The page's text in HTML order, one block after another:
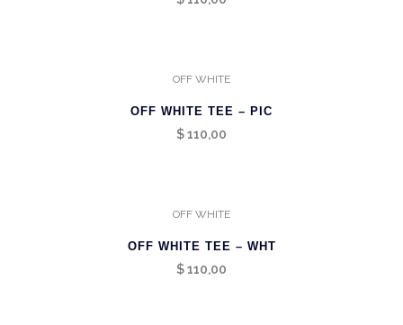
OFF WHITE
OFF WHITE TEE – PIC
$110,00
OFF WHITE
OFF WHITE TEE – WHT
$110,00